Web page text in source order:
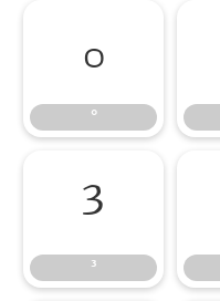
°
°
³
³